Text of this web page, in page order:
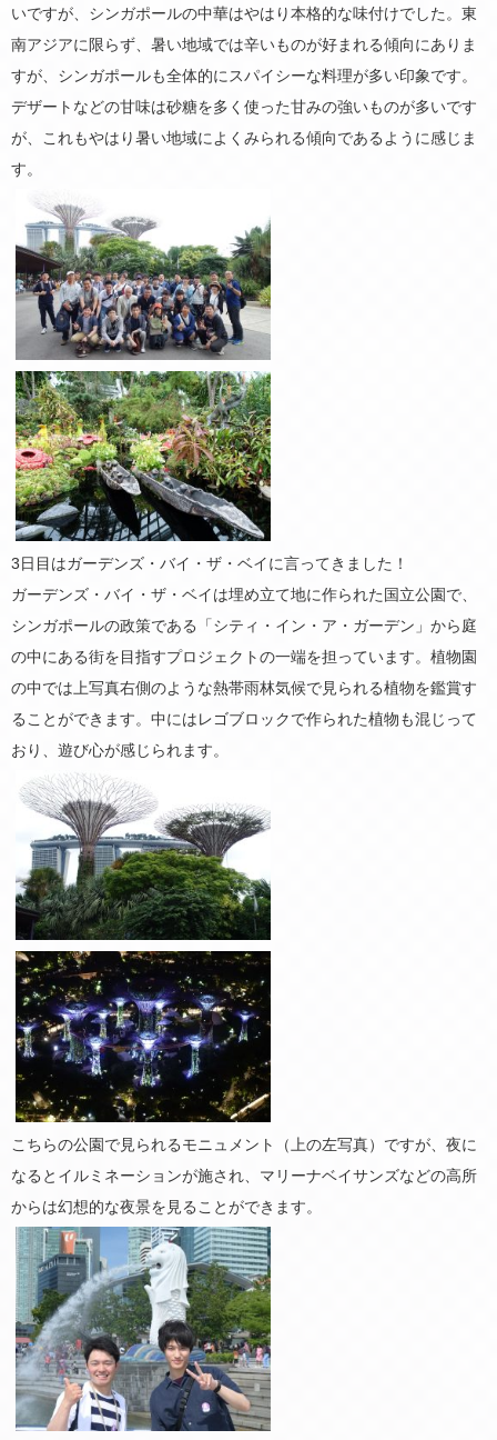
いですが、シンガポールの中華はやはり本格的な味付けでした。東
南アジアに限らず、暑い地域では辛いものが好まれる傾向にありま
すが、シンガポールも全体的にスパイシーな料理が多い印象です。
デザートなどの甘味は砂糖を多く使った甘みの強いものが多いです
が、これもやはり暑い地域によくみられる傾向であるように感じま
す。
3日目はガーデンズ・バイ・ザ・ベイに言ってきました！
ガーデンズ・バイ・ザ・ベイは埋め立て地に作られた国立公園で、
シンガポールの政策である「シティ・イン・ア・ガーデン」から庭
の中にある街を目指すプロジェクトの一端を担っています。植物園
の中では上写真右側のような熱帯雨林気候で見られる植物を鑑賞す
ることができます。中にはレゴブロックで作られた植物も混じって
おり、遊び心が感じられます。
こちらの公園で見られるモニュメント（上の左写真）ですが、夜に
なるとイルミネーションが施され、マリーナベイサンズなどの高所
からは幻想的な夜景を見ることができます。